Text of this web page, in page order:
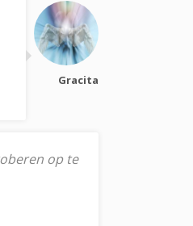
Gracita
op te